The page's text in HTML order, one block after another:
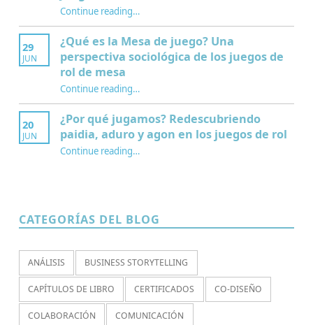
Continue reading“Interculturalidad, educación y juegos de rol: nuevo capítulo sobre el Mentor del Juego”
…
29
JUN
¿Qué es la Mesa de juego? Una
perspectiva sociológica de los juegos de
rol de mesa
Continue reading“¿Qué es la Mesa de juego? Una perspectiva sociológica de los juegos de rol de mesa”
…
20
JUN
¿Por qué jugamos? Redescubriendo
paidia, aduro y agon en los juegos de rol
Continue reading“¿Por qué jugamos? Redescubriendo paidia, aduro y agon en los juegos de rol”
…
CATEGORÍAS DEL BLOG
ANÁLISIS BUSINESS STORYTELLING
CAPÍTULOS DE LIBRO CERTIFICADOS CO-DISEÑO
COLABORACIÓN COMUNICACIÓN